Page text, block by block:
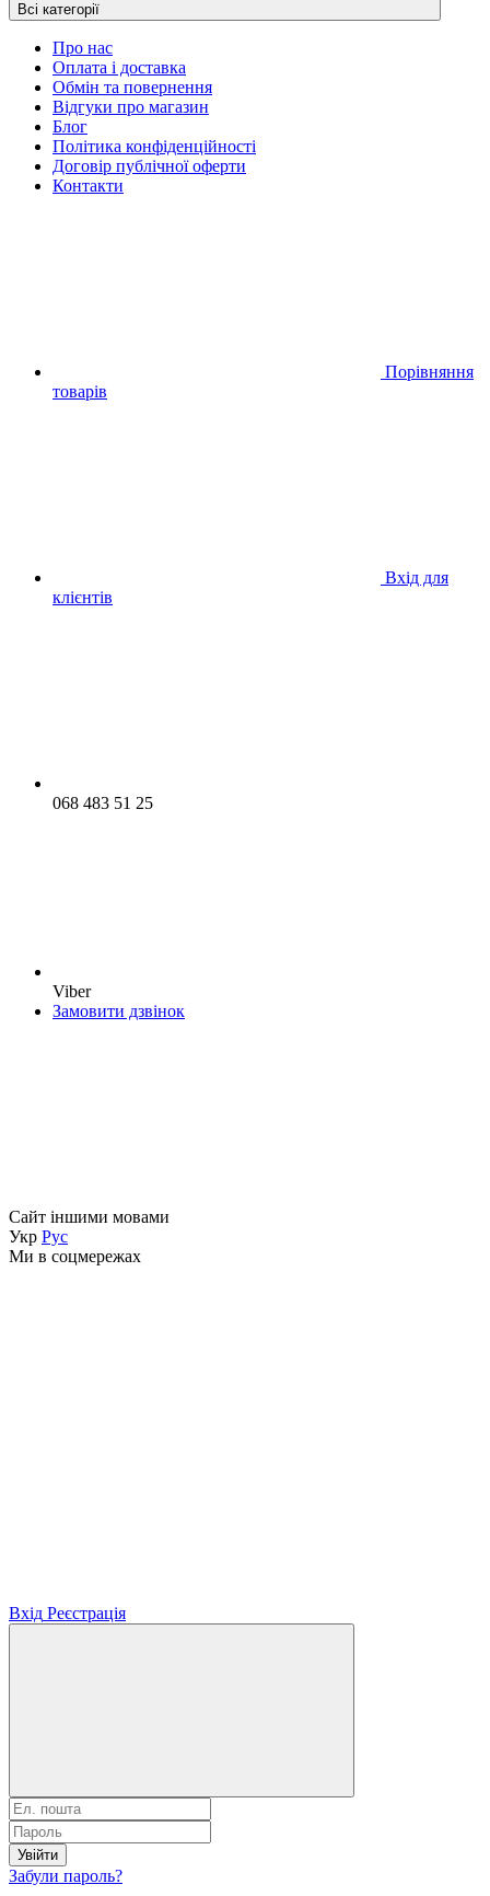
Всі категорії
Про нас
Оплата і доставка
Обмін та повернення
Відгуки про магазин
Блог
Політика конфіденційності
Договір публічної оферти
Контакти
Порівняння
товарів
Вхід для
клієнтів
068 483 51 25
Viber
Замовити дзвінок
Сайт іншими мовами
Укр Рус
Ми в соцмережах
Вхід Реєстрація
Увійти
Забули пароль?